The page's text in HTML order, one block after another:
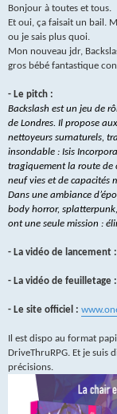
s
a
g
e
Bonjour à toutes et tous.
Et oui, ça faisait un bail.
ou je sais plus quoi.
Mon nouveau jdr,
gros bébé fantastique
- Le pitch :
Backslash est un jeu de
de Londres. Il propose
nettoyeurs surnaturels,
insondable : Isis
tragiquement la route de
neuf vies et de capacités
Dans une ambiance
body horror,
ont une seule mission :
- La vidéo de lancement :
- La vidéo de feuilletage :
- Le site officiel :
Il est dispo au format
DriveThruRPG. Et je suis
précisions.